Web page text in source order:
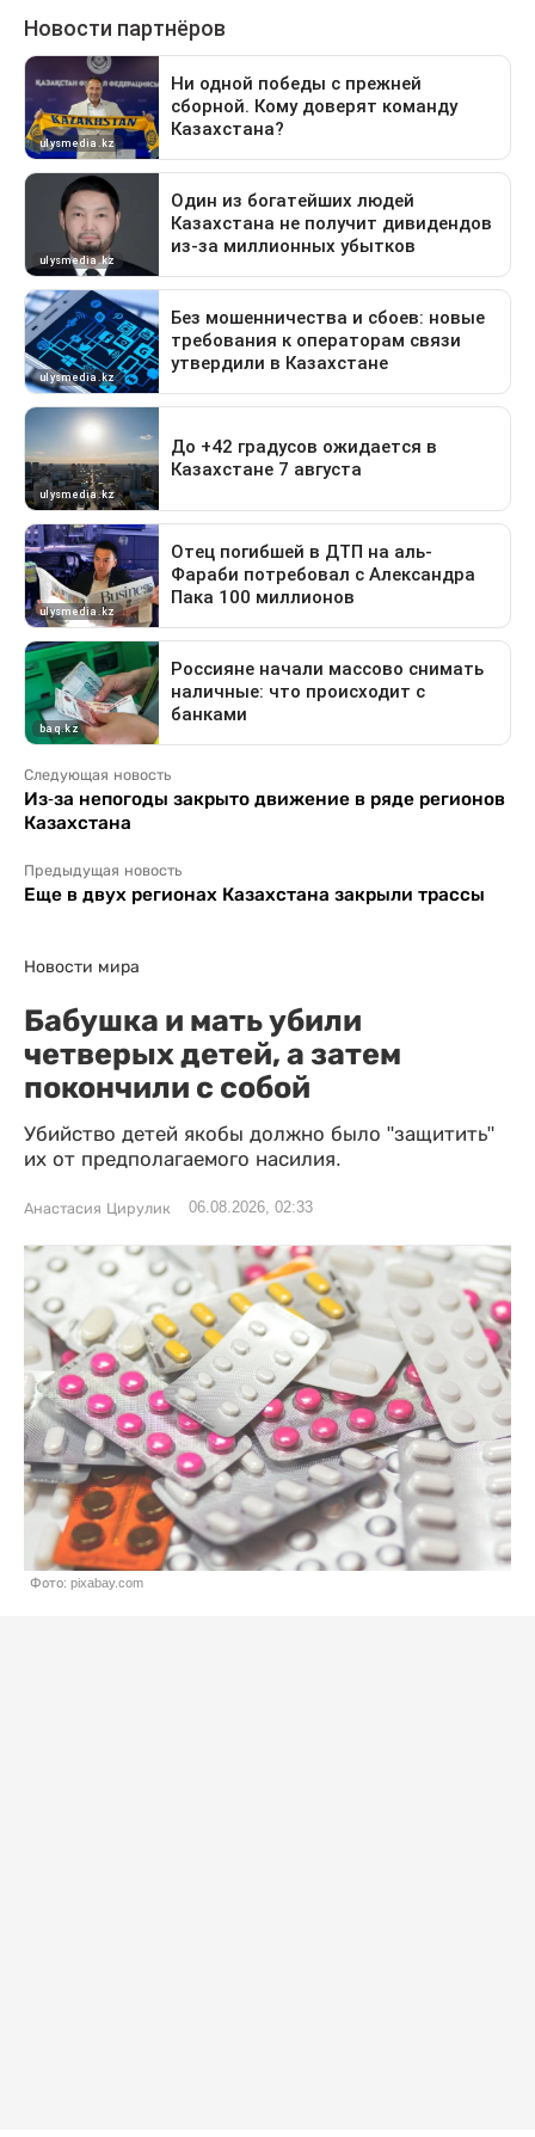
Следующая новость
Из-за непогоды закрыто движение в ряде регионов
Казахстана
Предыдущая новость
Еще в двух регионах Казахстана закрыли трассы
Новости мира
Бабушка и мать убили
четверых детей, а затем
покончили с собой
Убийство детей якобы должно было "защитить"
их от предполагаемого насилия.
Анастасия Цирулик 06.08.2026, 02:33
Фото: pixabay.com